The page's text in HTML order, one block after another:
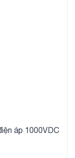
áp 1000VDC